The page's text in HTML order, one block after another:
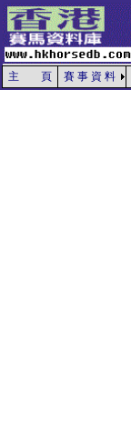
主 頁 賽 事 資 料